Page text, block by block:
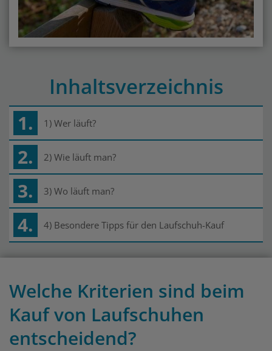
Inhaltsverzeichnis
1. 1) Wer läuft?
2. 2) Wie läuft man?
3. 3) Wo läuft man?
4. 4) Besondere Tipps für den Laufschuh-Kauf
Welche Kriterien sind beim
Kauf von Laufschuhen
entscheidend?